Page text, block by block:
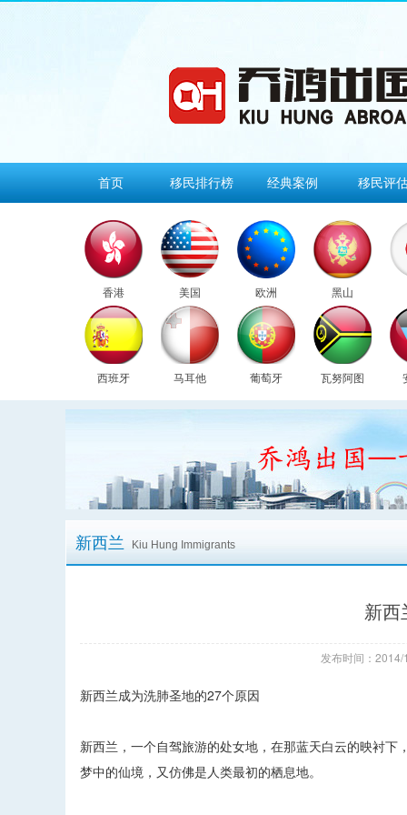
首页 移民排行榜 经典案例 移民评
香港 美国 欧洲 黑山
西班牙 马耳他 葡萄牙 瓦努阿图
新西兰 Kiu Hung Immigrants
新西
发布时间：
新西兰成为洗肺圣地的27个原因
新西兰，一个自驾旅游的处女地，在那蓝天白云的映衬
梦中的仙境，又仿佛是人类最初的栖息地。